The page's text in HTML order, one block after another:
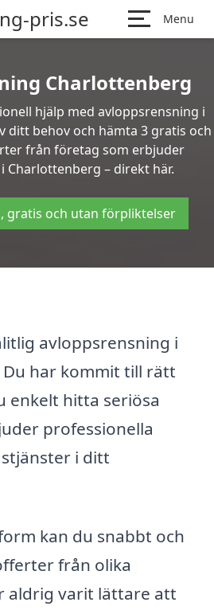
pris.se Menu
Charlottenberg
hjälp med avloppsrensning i
ditt behov och hämta 3 gratis och
från företag som erbjuder
Charlottenberg – direkt här.
gratis och utan förpliktelser
avloppsrensning i
har kommit till rätt
enkelt hitta seriösa
professionella
i ditt
kan du snabbt och
från olika
aldrig varit lättare att